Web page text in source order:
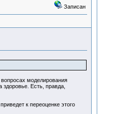
Записан
моделирования
Есть, правда,
к переоценке этого